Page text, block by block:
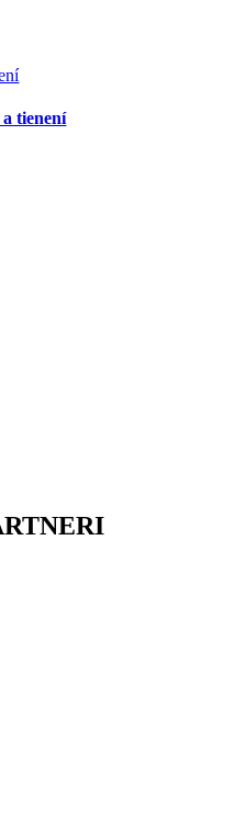
tienení